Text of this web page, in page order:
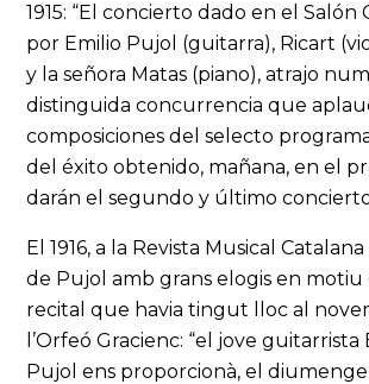
1915: “El concierto dado en el Salón
por Emilio Pujol (guitarra), Ricart
y la señora Matas (piano), atrajo
distinguida concurrencia que
composiciones del selecto
del éxito obtenido, mañana, en el
darán el segundo y último
El 1916, a la Revista Musical
de Pujol amb grans elogis en motiu
recital que havia tingut lloc al
l’Orfeó Gracienc: “el jove guitarrista
Pujol ens proporcionà, el diumenge